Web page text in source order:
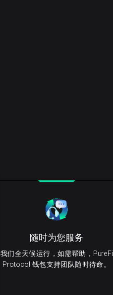
随时为您服务
我们全天候运行，如需帮助，PureFi
Protocol 钱包支持团队随时待命。